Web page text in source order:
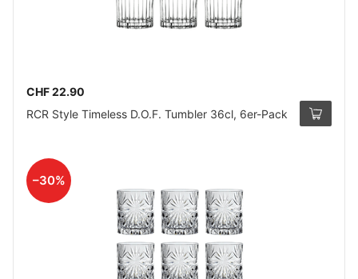
CHF 22.90
RCR Style Timeless D.O.F. Tumbler 36cl, 6er-Pack
–30%